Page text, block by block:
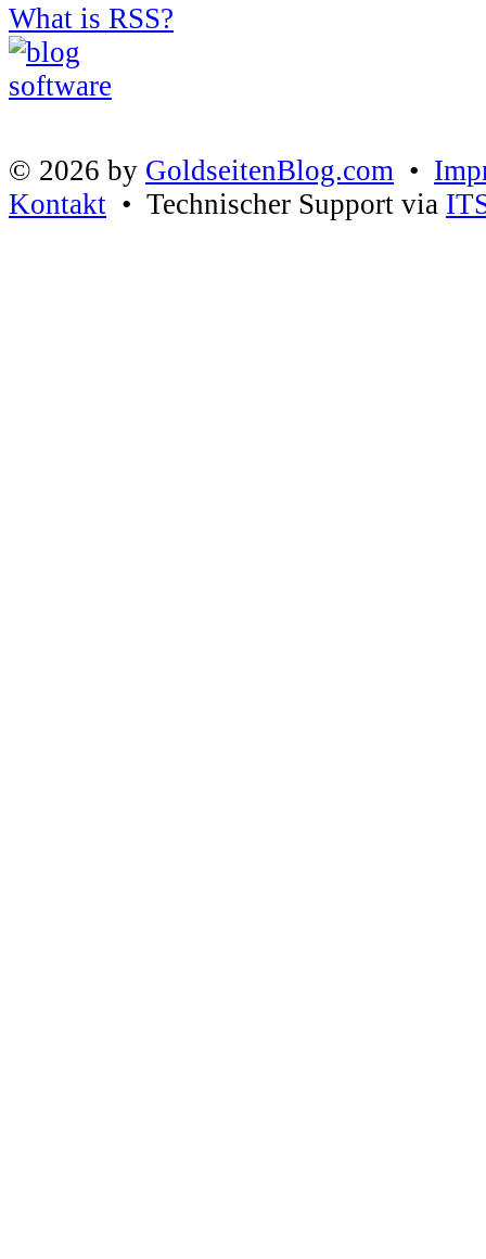
What is RSS?
© 2026 by GoldseitenBlog.com •
Kontakt • Technischer Support via